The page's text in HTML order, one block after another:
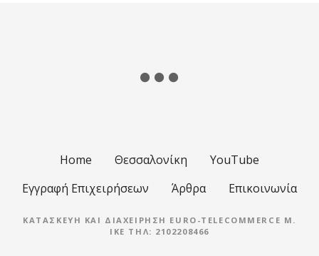
Home Θεσσαλονίκη
YouTube
Εγγραφή Επιχειρήσεων
Άρθρα Επικοινωνία
ΚΑΤΑΣΚΕΥΉ ΚΑΙ ΔΙΑΧΕΊΡΗΣΗ EURO-TELECOMMERCE M.
IKE ΤΗΛ: 2102208466